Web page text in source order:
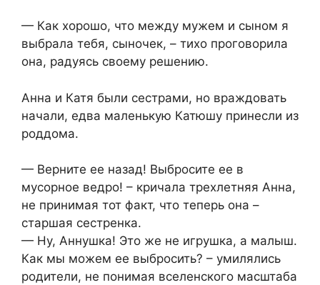
— Как хорошо, что между мужем и сыном я
выбрала тебя, сыночек, – тихо проговорила
она, радуясь своему решению.
Анна и Катя были сестрами, но враждовать
начали, едва маленькую Катюшу принесли из
роддома.
— Верните ее назад! Выбросите ее в
мусорное ведро! – кричала трехлетняя Анна,
не принимая тот факт, что теперь она –
старшая сестренка.
— Ну, Аннушка! Это же не игрушка, а малыш.
Как мы можем ее выбросить? – умилялись
родители, не понимая вселенского масштаба